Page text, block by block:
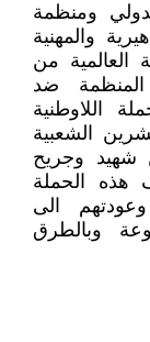
ومنظمة
والمهنية
العالمية من
المنظمة ضد
اللاوطنية
الشعبية
من 30 الف بين شهيد وجريح
هذه الحملة
الى
وبالطرق